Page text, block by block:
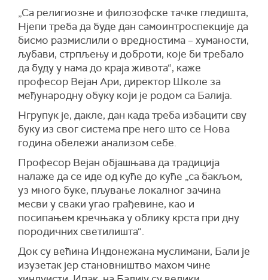
„Са религиозне и филозофске тачке гледишта,
Нјепи треба да буде дан самоинтроспекције да
бисмо размислили о вредностима – хуманости,
љубави, стрпљењу и доброти, које би требало
да буду у нама до краја живота“, каже
професор Вејан Ари, директор Школе за
међународну обуку који је родом са Балија.
Нгрупук је, дакле, дан када треба избацити сву
буку из свог система пре него што се Нова
година обележи анализом себе.
Професор Вејан објашњава да традиција
налаже да се иде од куће до куће „са бакљом,
уз много буке, пљување локалног зачина
месви у сваки угао грађевине, као и
посипањем кречњака у облику крста при дну
породичних светилишта“.
Док су већина Индонежана муслимани, Бали је
изузетак јер становништво махом чине